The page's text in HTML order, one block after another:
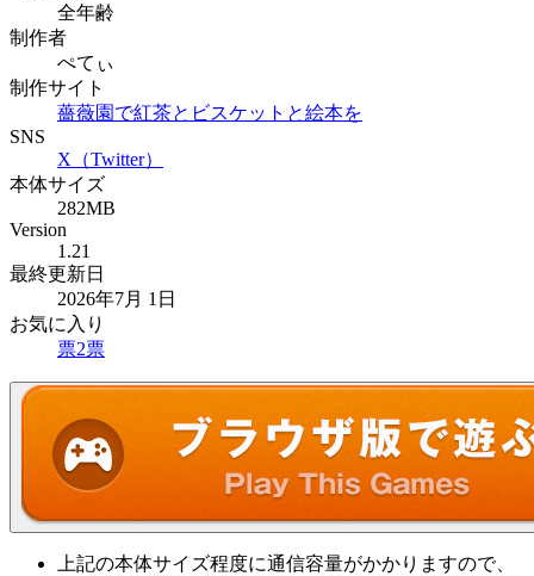
全年齢
制作者
ぺてぃ
制作サイト
薔薇園で紅茶とビスケットと絵本を
SNS
X（Twitter）
本体サイズ
282MB
Version
1.21
最終更新日
2026年7月 1日
お気に入り
票2票
上記の本体サイズ程度に通信容量がかかりますので、